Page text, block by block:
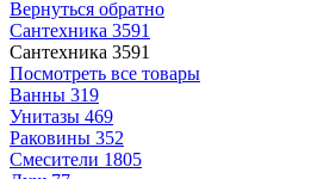
Вернуться обратно
Сантехника 3591
Сантехника 3591
Посмотреть все товары
Ванны 319
Унитазы 469
Раковины 352
Смесители 1805